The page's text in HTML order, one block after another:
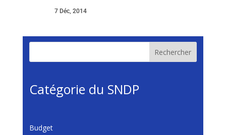
7 Déc, 2014
Rechercher
Catégorie du SNDP
Budget